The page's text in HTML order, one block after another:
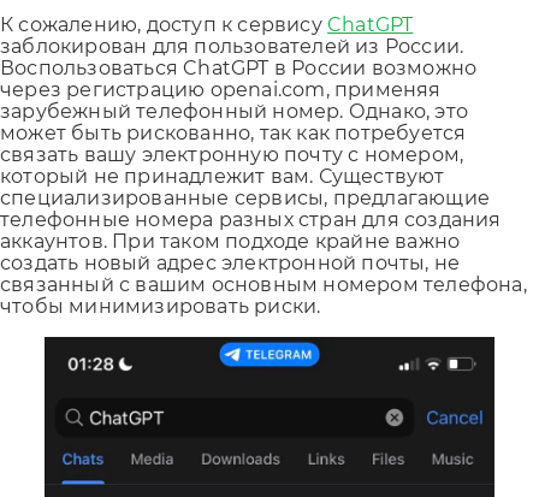
К сожалению, доступ к сервису ChatGPT
заблокирован для пользователей из России.
Воспользоваться ChatGPT в России возможно
через регистрацию openai.com, применяя
зарубежный телефонный номер. Однако, это
может быть рискованно, так как потребуется
связать вашу электронную почту с номером,
который не принадлежит вам. Существуют
специализированные сервисы, предлагающие
телефонные номера разных стран для создания
аккаунтов. При таком подходе крайне важно
создать новый адрес электронной почты, не
связанный с вашим основным номером телефона,
чтобы минимизировать риски.